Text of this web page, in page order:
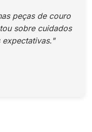
peças de couro
sobre cuidados
expectativas."